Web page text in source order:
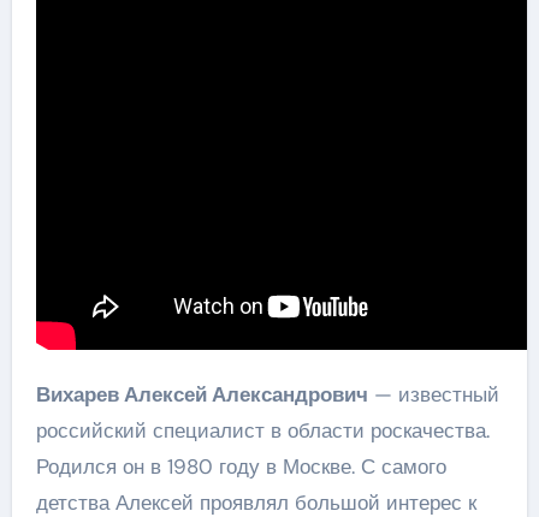
Вихарев Алексей Александрович — известный
российский специалист в области роскачества.
Родился он в 1980 году в Москве. С самого
детства Алексей проявлял большой интерес к